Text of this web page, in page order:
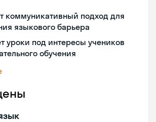
коммуникативный подход для
языкового барьера
уроки под интересы учеников
обучения